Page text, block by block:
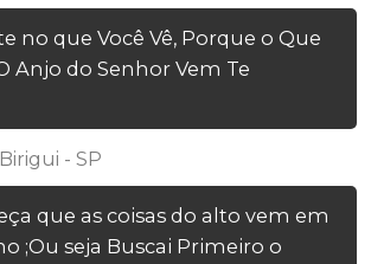
no que Você Vê, Porque o Que
Anjo do Senhor Vem Te
| Birigui - SP
que as coisas do alto vem em
;Ou seja Buscai Primeiro o